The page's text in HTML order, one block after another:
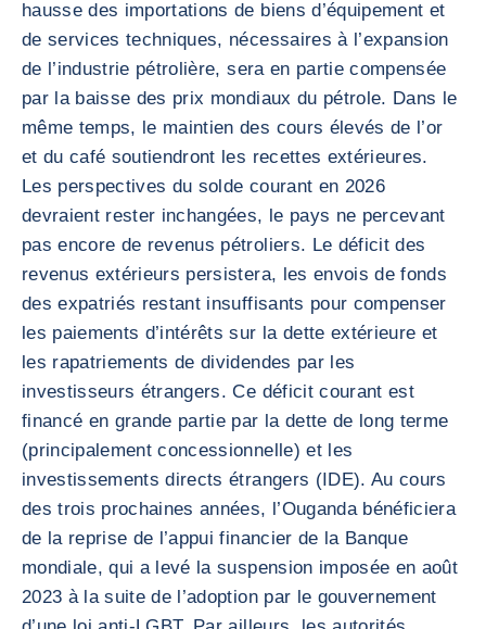
hausse des importations de biens d’équipement et
de services techniques, nécessaires à l’expansion
de l’industrie pétrolière, sera en partie compensée
par la baisse des prix mondiaux du pétrole. Dans le
même temps, le maintien des cours élevés de l’or
et du café soutiendront les recettes extérieures.
Les perspectives du solde courant en 2026
devraient rester inchangées, le pays ne percevant
pas encore de revenus pétroliers. Le déficit des
revenus extérieurs persistera, les envois de fonds
des expatriés restant insuffisants pour compenser
les paiements d’intérêts sur la dette extérieure et
les rapatriements de dividendes par les
investisseurs étrangers. Ce déficit courant est
financé en grande partie par la dette de long terme
(principalement concessionnelle) et les
investissements directs étrangers (IDE). Au cours
des trois prochaines années, l’Ouganda bénéficiera
de la reprise de l’appui financier de la Banque
mondiale, qui a levé la suspension imposée en août
2023 à la suite de l’adoption par le gouvernement